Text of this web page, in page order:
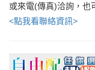
或來電(傳真)洽詢，也
<點我看聯絡資訊>